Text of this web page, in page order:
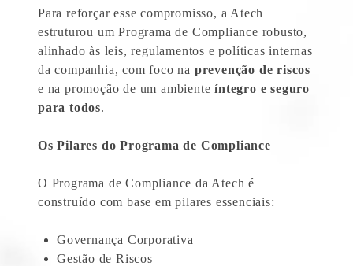
Para reforçar esse compromisso, a Atech
estruturou um Programa de Compliance robusto,
alinhado às leis, regulamentos e políticas internas
da companhia, com foco na prevenção de riscos
e na promoção de um ambienteíntegro e seguro
para todos.
Os Pilares do Programa de Compliance
O Programa de Compliance da Atech é
construído com base em pilares essenciais:
Governança Corporativa
Gestão de Riscos